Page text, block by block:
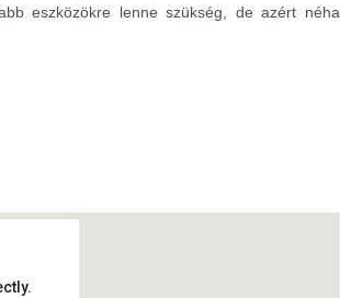
eszközökre lenne szükség, de azért néha